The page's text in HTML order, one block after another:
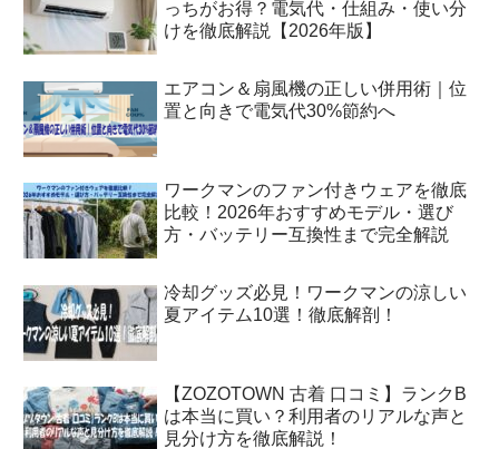
っちがお得？電気代・仕組み・使い分
けを徹底解説【2026年版】
エアコン＆扇風機の正しい併用術｜位
置と向きで電気代30%節約へ
ワークマンのファン付きウェアを徹底
比較！2026年おすすめモデル・選び
方・バッテリー互換性まで完全解説
冷却グッズ必見！ワークマンの涼しい
夏アイテム10選！徹底解剖！
【ZOZOTOWN 古着 口コミ】ランクB
は本当に買い？利用者のリアルな声と
見分け方を徹底解説！